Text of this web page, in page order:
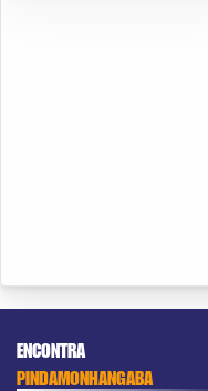
ENCONTRA
PINDAMONHANGABA